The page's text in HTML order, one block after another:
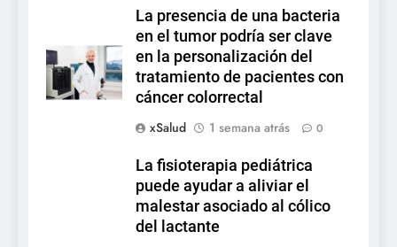
La presencia de una bacteria
en el tumor podría ser clave
en la personalización del
tratamiento de pacientes con
cáncer colorrectal
xSalud
1 semana atrás 0
La fisioterapia pediátrica
puede ayudar a aliviar el
malestar asociado al cólico
del lactante